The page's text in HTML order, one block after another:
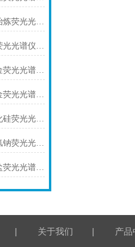
工厂直销DF-2000钢铁冶炼荧光光谱仪技术参数
工厂直销DF-2000金属荧光光谱仪技术参数
工厂直销DF-2000铜合金荧光光谱仪技术参数
工厂直销DF-2000铁合金荧光光谱仪技术参数
工厂直销DF-2000二氧化硅荧光光谱仪技术参数
工厂直销DF-2000碳酸氢钠荧光光谱仪技术参数
工厂直销DF-2000硅酸盐荧光光谱仪技术参数
| 关于我们 | 产品